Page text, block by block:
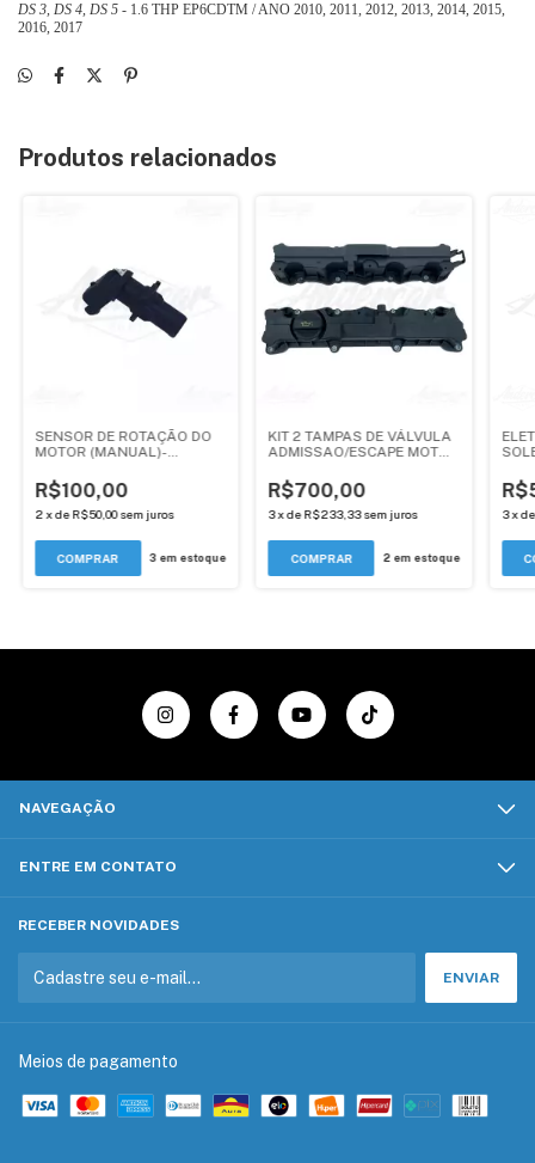
DS 3, DS 4, DS 5 - 1.6 THP EP6CDTM / ANO 2010, 2011, 2012, 2013, 2014, 2015,
2016, 2017
Produtos relacionados
SENSOR DE ROTAÇÃO DO
MOTOR (MANUAL)-
CITROEN C4, C5, XSARA-
TODOS 2.0 EW10JP4 /
EW10A - ANDERCAR
R$100,00
2xdeR$50,00 sem juros
3 em estoque
KIT 2 TAMPAS DE VÁLVULA
ADMISSAO/ESCAPE MOTOR
C4 HB - ANDERCAR
R$700,00
3xdeR$233,33 sem juros
2 em estoque
3x
NAVEGAÇÃO
ENTRE EM CONTATO
RECEBER NOVIDADES
Meios de pagamento